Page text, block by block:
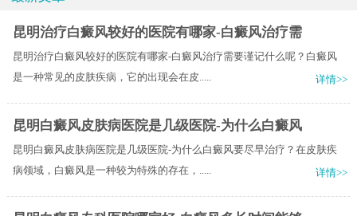
昆明治疗白癜风较好的医院有哪家-白癜风治疗需
昆明治疗白癜风较好的医院有哪家-白癜风治疗需要谨记什么呢？白癜风
是一种常见的皮肤疾病，它的出现会在皮.....
详情>>
昆明白癜风皮肤病医院是几级医院-为什么白癜风
昆明白癜风皮肤病医院是几级医院-为什么白癜风要尽早治疗？在皮肤疾
病领域，白癜风是一种较为特殊的存在，.....
详情>>